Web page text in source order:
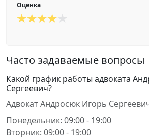
Оценка
Часто задаваемые вопросы
Какой график работы адвоката
Сергеевич?
Адвокат Андросюк Игорь
Понедельник: 09:00 - 19:00
Вторник: 09:00 - 19:00